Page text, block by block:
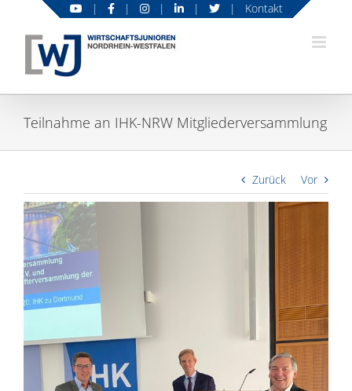
springen
| | | | | Kontakt
Teilnahme an IHK-NRW Mitgliederversammlung
Zurück
Vor
Zeige
grösseres
Bild